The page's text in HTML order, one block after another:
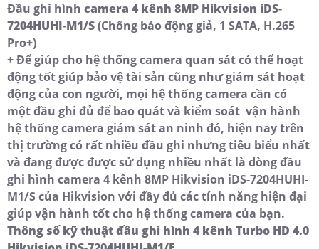
Đầu ghi hình camera 4 kênh 8MP Hikvision iDS-
7204HUHI-M1/S(Chống báo động giả, 1 SATA, H.265
Pro+)
+ Để giúp cho hệ thống camera quan sát có thể hoạt
động tốt giúp bảo vệ tài sản cũng như giám sát hoạt
động của con người, mọi hệ thống camera cần có
một đầu ghi đủ để bao quát và kiểm soát vận hành
hệ thống camera giám sát an ninh đó, hiện nay trên
thị trường có rất nhiều đầu ghi nhưng tiêu biểu nhất
và đang được được sử dụng nhiều nhất là dòng đầu
ghi hình camera 4 kênh 8MP Hikvision iDS-7204HUHI-
M1/S của Hikvision với đầy đủ các tính năng hiện đại
giúp vận hành tốt cho hệ thống camera của bạn.
Thông số kỹ thuật đầu ghi hình 4 kênh Turbo HD 4.0